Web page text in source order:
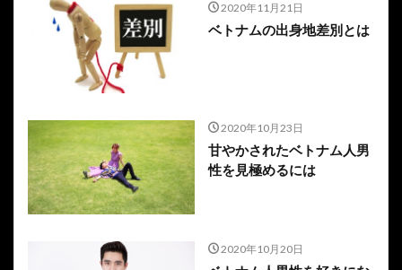
2020年11月21日
ベトナムの出身地差別とは
2020年10月23日
甘やかされたベトナム人男
性を見極めるには
2020年10月20日